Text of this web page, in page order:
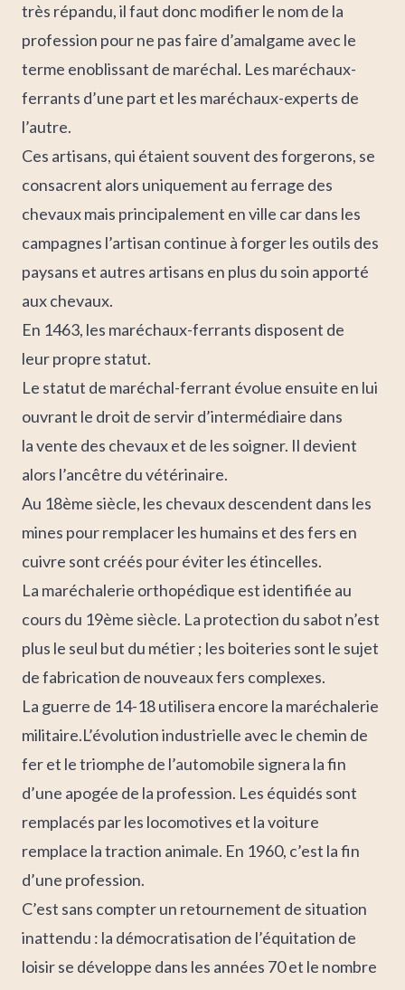
très répandu, il faut donc modifier le nom de la
profession pour ne pas faire d’amalgame avec le
terme enoblissant de maréchal. Les maréchaux-
ferrants d’une part et les maréchaux-experts de
l’autre.
Ces artisans, qui étaient souvent des forgerons, se
consacrent alors uniquement au ferrage des
chevaux mais principalement en ville car dans les
campagnes l’artisan continue à forger les outils des
paysans et autres artisans en plus du soin apporté
aux chevaux.
En 1463, les maréchaux-ferrants disposent de
leur propre statut.
Le statut de maréchal-ferrant évolue ensuite en lui
ouvrant le droit de servir d’intermédiaire dans
la vente des chevaux et de les soigner. Il devient
alors l’ancêtre du vétérinaire.
Au 18ème siècle, les chevaux descendent dans les
mines pour remplacer les humains et desfers en
cuivre sont créés pour éviter les étincelles.
La maréchalerie orthopédique est identifiée au
cours du 19ème siècle. La protection du sabot n’est
plus le seul but du métier ; les boiteries sont le sujet
de fabrication de nouveaux fers complexes.
La guerre de 14-18utilisera encore la maréchalerie
militaire.L’évolution industrielle avec le chemin de
fer et le triomphe de l’automobile signera lafin
d’une apogée de la profession. Les équidés sont
remplacés par les locomotives et la voiture
remplace la traction animale. En 1960, c’est la fin
d’une profession.
C’est sans compter un retournement de situation
inattendu : la démocratisation de l’équitation de
loisirse développe dans les années 70 et le nombre